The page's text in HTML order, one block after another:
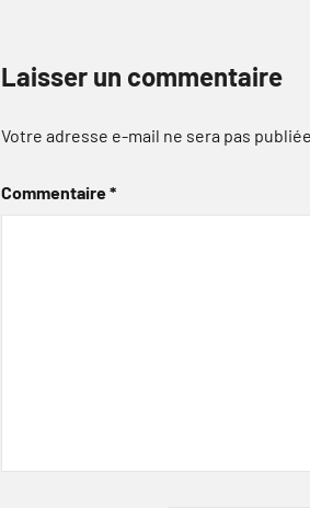
Laisser un commentaire
Votre adresse e-mail ne sera pas publiée.
Commentaire*